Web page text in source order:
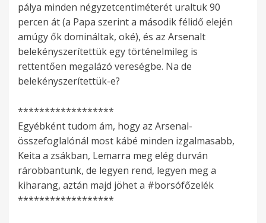
pálya minden négyzetcentiméterét uraltuk 90
percen át (a Papa szerint a második félidő elején
amúgy ők domináltak, oké), és az Arsenalt
belekényszerítettük egy történelmileg is
rettentően megalázó vereségbe. Na de
belekényszerítettük-e?
******************
Egyébként tudom ám, hogy az Arsenal-
összefoglalónál most kábé minden izgalmasabb,
Keita a zsákban, Lemarra meg elég durván
rárobbantunk, de legyen rend, legyen meg a
kiharang, aztán majd jöhet a #borsófőzelék
******************